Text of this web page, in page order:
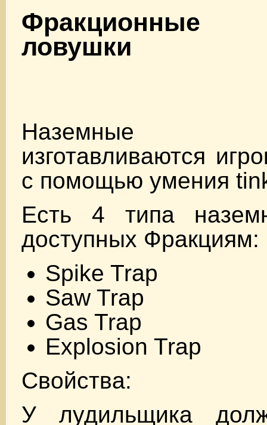
Фракционные
ловушки
Наземные
изготавливаются
с помощью умения
Есть 4 типа
доступных Фракциям:
Spike Trap
Saw Trap
Gas Trap
Explosion Trap
Свойства:
У лудильщика